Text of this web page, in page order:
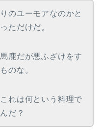
のユーモアなのかと
ただけだ。
鹿だが悪ふざけをす
のな。
れは何という料理で
だ？